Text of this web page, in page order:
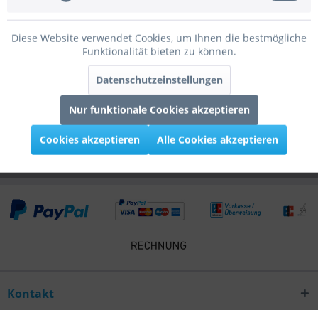
Bewertungen
0
Bewertungen lesen, schreiben und diskutieren...mehr
Infos zum Hersteller
Folgende Infos zum Hersteller sind verfübar......mehr
Kunden kauften auch
Kontakt
Diese Website verwendet Cookies, um Ihnen die bestmögliche
Funktionalität bieten zu können.
Datenschutzeinstellungen
Nur funktionale Cookies akzeptieren
Cookies akzeptieren Alle Cookies akzeptieren